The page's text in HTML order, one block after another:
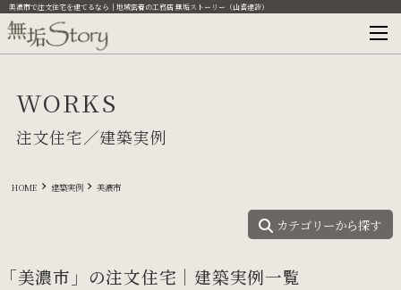
美濃市で注文住宅を建てるなら｜地域密着の工務店 無垢ストーリー（山喜建設）
WORKS
注文住宅／建築実例
HOME 建築実例 美濃市
カテゴリーから探す
「美濃市」の注文住宅｜建築実例一覧